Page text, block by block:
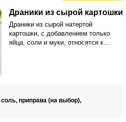
Драники из сырой картошки
Драники из сырой натертой
картошки, с добавлением только
яйца, соли и муки, относятся к
соль, приправа (на выбор),